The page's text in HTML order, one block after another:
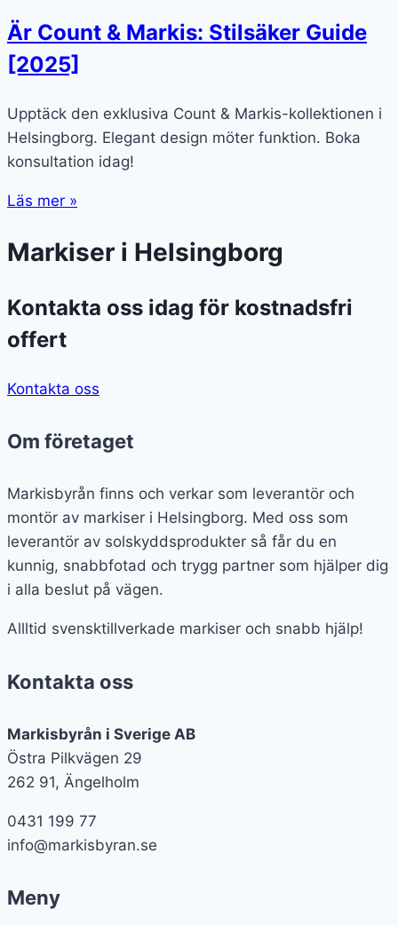
Är Count & Markis: Stilsäker Guide
[2025]
Upptäck den exklusiva Count & Markis-kollektionen i
Helsingborg. Elegant design möter funktion. Boka
konsultation idag!
Läs mer »
Markiser i Helsingborg
Kontakta oss idag för kostnadsfri
offert
Kontakta oss
Om företaget
Markisbyrån finns och verkar som leverantör och
montör av markiser i Helsingborg. Med oss som
leverantör av solskyddsprodukter så får du en
kunnig, snabbfotad och trygg partner som hjälper dig
i alla beslut på vägen.
Allltid svensktillverkade markiser och snabb hjälp!
Kontakta oss
Markisbyrån i Sverige AB
Östra Pilkvägen 29
262 91, Ängelholm
0431 199 77
info@markisbyran.se
Meny